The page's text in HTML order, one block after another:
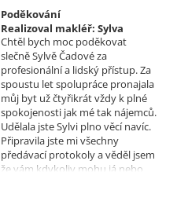
Krásné dny Vám a Vašim
zaměstnancům. Irena Höklová,
Brno
Poděkování
Realizoval makléř: Sylva
Čadová
Chtěl bych moc poděkovat
slečně Sylvě Čadové za
profesionální a lidský přístup. Za
spoustu let spolupráce pronajala
můj byt už čtyřikrát vždy k plné
spokojenosti jak mé tak nájemců.
Udělala jste Sylvi plno věcí navíc.
Připravila jste mi všechny
předávací protokoly a věděl jsem
že vám kdykoliv mohu já nebo